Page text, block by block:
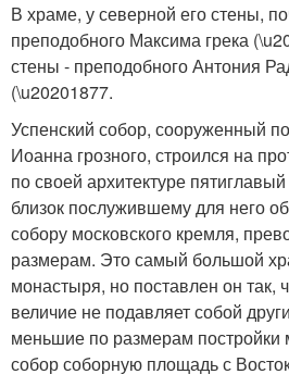
В храме, у северной его стены,
преподобного Максима грека
стены - преподобного Антония
(\u20201877.
Успенский собор, сооруженный
Иоанна грозного, строился на
по своей архитектуре
близок послужившему для него
собору московского кремля,
размерам. Это самый большой
монастыря, но поставлен он так,
величие не подавляет собой
меньшие по размерам постройки
собор соборную площадь с